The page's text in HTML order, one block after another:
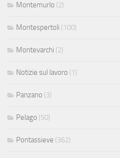
Montemurlo (2)
Montespertoli (100)
Montevarchi (2)
Notizie sul lavoro (1)
Panzano (3)
Pelago (50)
Pontassieve (362)